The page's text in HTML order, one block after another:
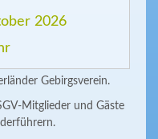
2026
Gebirgsverein.
Mitglieder und Gäste